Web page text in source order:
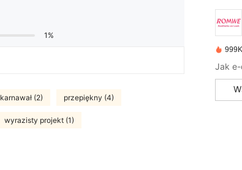
1%
karnawał (2) przepiękny (4)
wyrazisty projekt (1)